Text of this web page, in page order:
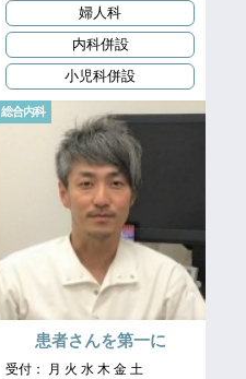
婦人科
内科併設
小児科併設
総合内科
患者さんを第一に
受付： 月 火 水 木 金 土